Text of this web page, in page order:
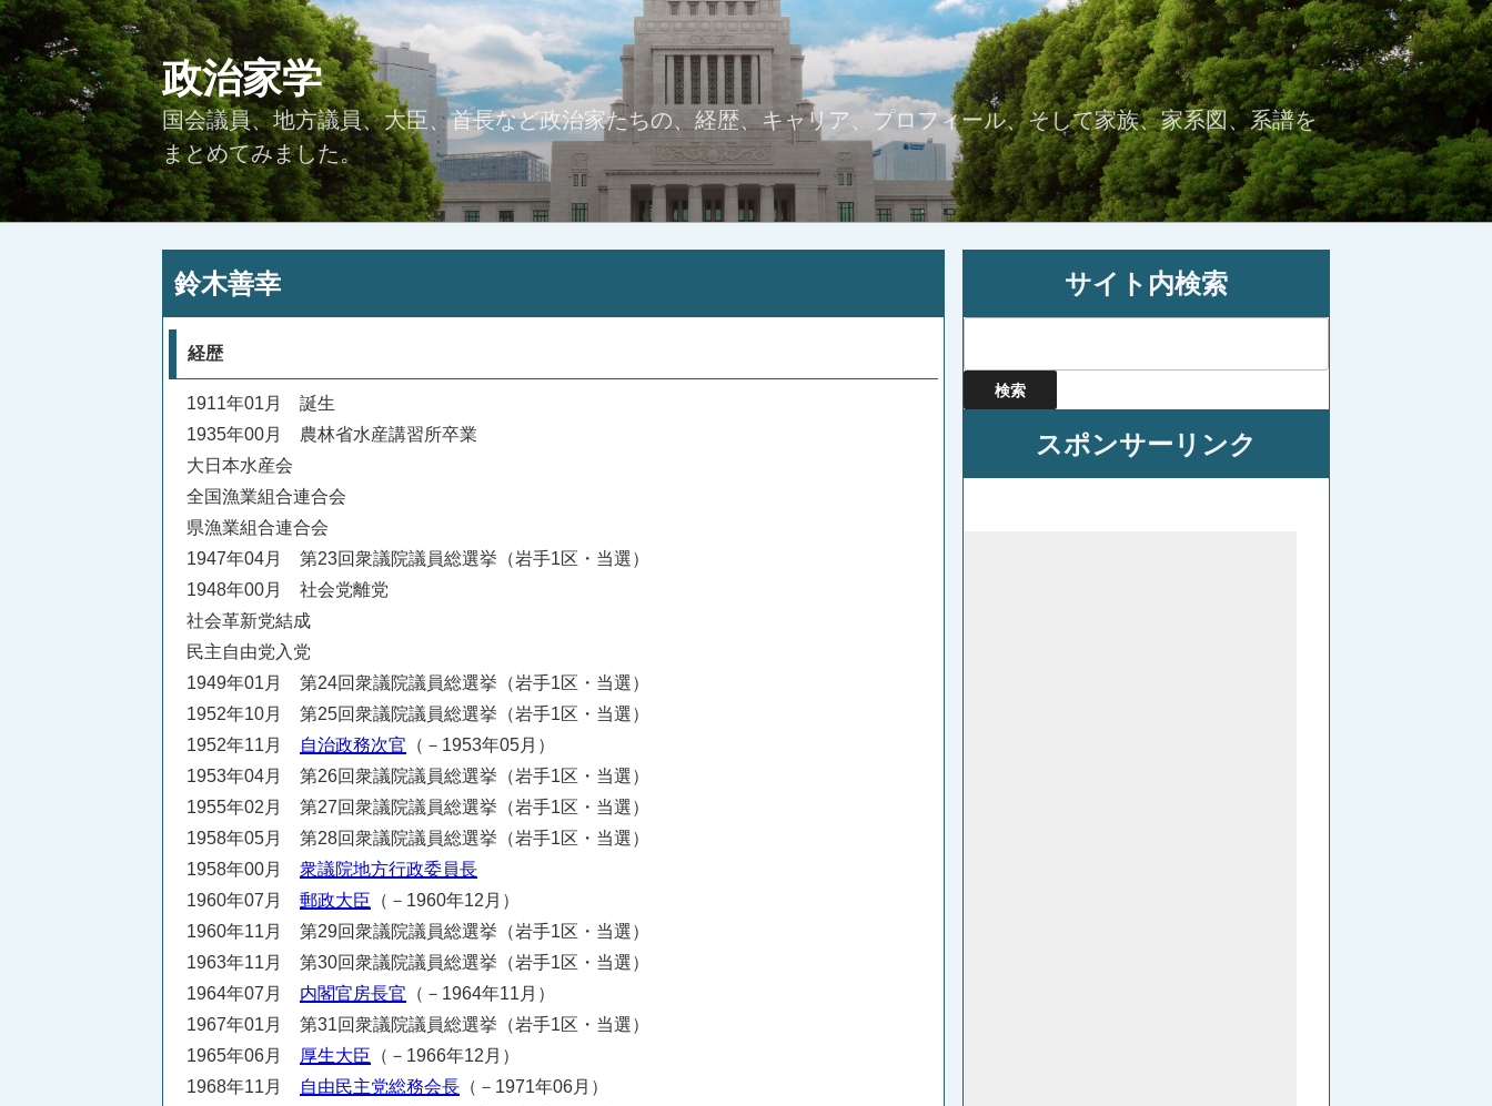
コ
テ
ン
ツ
へ
ス
キ
ッ
政治家学
国会議員、地方議員、大臣、首長など政治家たちの、経歴、キャリア、プロフィール、そして家族、家系図、系譜を
まとめてみました。
稿
日:鈴木善幸
経歴
1911年01月 誕生
1935年00月 農林省水産講習所卒業
大日本水産会
全国漁業組合連合会
県漁業組合連合会
1947年04月 第23回衆議院議員総選挙（岩手1区・当選）
1948年00月 社会党離党
社会革新党結成
民主自由党入党
1949年01月 第24回衆議院議員総選挙（岩手1区・当選）
1952年10月 第25回衆議院議員総選挙（岩手1区・当選）
1952年11月
自治政務次官 （－1953年05月）
1953年04月 第26回衆議院議員総選挙（岩手1区・当選）
1955年02月 第27回衆議院議員総選挙（岩手1区・当選）
1958年05月 第28回衆議院議員総選挙（岩手1区・当選）
1958年00月 衆議院地方行政委員長
1960年07月 郵政大臣 （－1960年12月）
1960年11月 第29回衆議院議員総選挙（岩手1区・当選）
1963年11月 第30回衆議院議員総選挙（岩手1区・当選）
1964年07月 内閣官房長官 （－1964年11月）
1967年01月 第31回衆議院議員総選挙（岩手1区・当選）
1965年06月
厚生大臣 （－1966年12月）
1968年11月
自由民主党総務会長 （－1971年06月）
サイト内検索
スポンサーリンク